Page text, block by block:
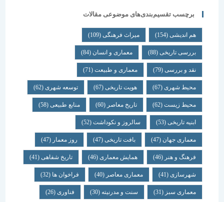
برچسب تقسیم‌بندی‌های موضوعی مقالات
هم اندیشی (154) میراث فرهنگی (109)
بررسی تاریخی (88) معماری و انسان (84)
نقد و بررسی (79) معماری و طبیعت (71)
محیط شهری(67) هویت تاریخی(67) توسعه شهری(62)
محیط زیست(62) تاریخ معاصر(60) منابع طبیعی(58)
ابنیه تاریخی(53) سالروز و نکوداشت(52)
معماری جهان (47) بافت تاریخی(47) روز معمار(47)
فرهنگ و هنر(46) همایش معماری (46) تاریخ شفاهی (41)
شهرسازی(41) معماری معاصر(40) فراخوان ها (32)
معماری سبز(31) سنت و مدرنیته(30) فناوری (26)